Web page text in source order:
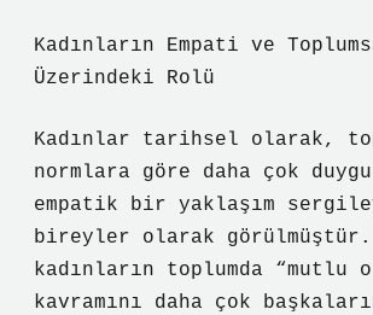
Kadınların Empati ve
Üzerindeki Rolü
Kadınlar tarihsel olarak,
normlara göre daha çok
empatik bir yaklaşım
bireyler olarak görülmüştür.
kadınların toplumda “mutlu
kavramını daha çok